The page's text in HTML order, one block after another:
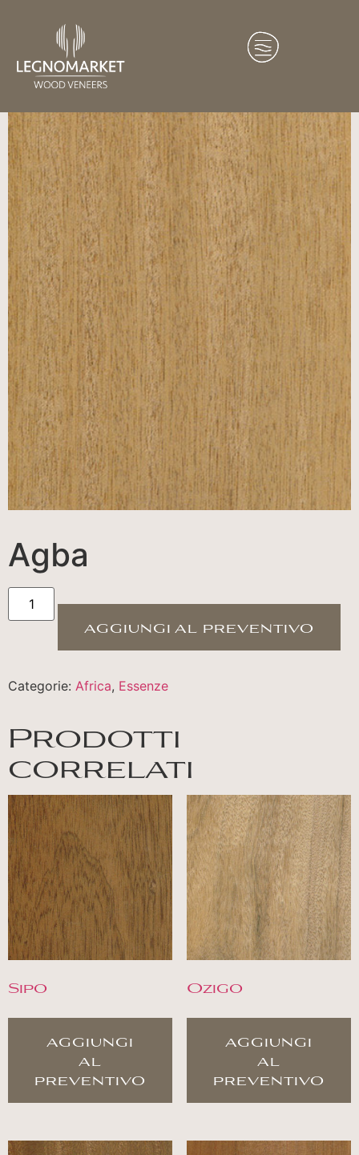
Agba
aggiungi al preventivo
Categorie: Africa, Essenze
Prodotti
correlati
Sipo
aggiungi
al
preventivo
Ozigo
aggiungi
al
preventivo